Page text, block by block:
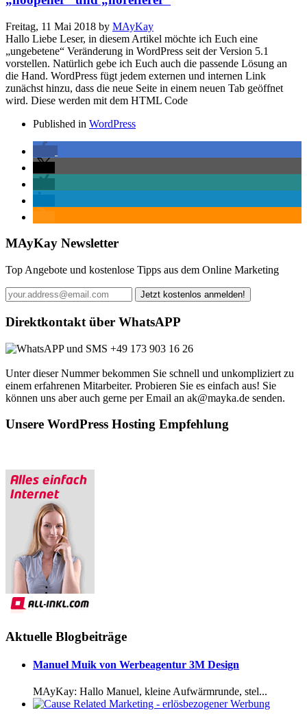
Freitag, 11 Mai 2018 by MAyKay
Hallo Liebe Leser, in diesem Artikel möchte ich Euch eine
„ungebetene“ Veränderung in WordPress seit der Version 5.1
vorstellen. Natürlich gebe ich Euch auch die passende Lösung an
die Hand. WordPress fügt jedem externen und internen Link
zunächst hinzu, dass die neue Seite in einem neuen Tab geöffnet
wird. Diese werden mit dem HTML Code
Published in WordPress
MAyKay Newsletter
Top Angebote und kostenlose Tipps aus dem Online Marketing
Direktkontakt über WhatsAPP
+49 173 903 16 26
Unter dieser Nummer bekommen Sie schnell und unkompliziert zu
einem erfahrenen Mitarbeiter. Probieren Sie es einfach aus! Sie
können uns aber auch gerne per Email an ak@mayka.de senden.
Unsere WordPress Hosting Empfehlung
Aktuelle Blogbeiträge
Manuel Muik von Werbeagentur 3M Design
MAyKay: Hallo Manuel, kleine Aufwärmrunde, stel...